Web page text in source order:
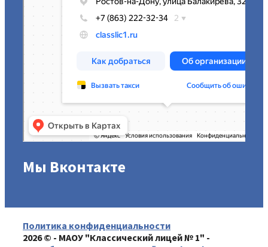
Мы Вконтакте
Политика конфиденциальности
2026 © - МАОУ "Классический лицей № 1" -